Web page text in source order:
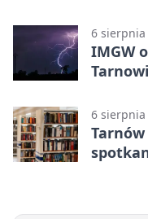
6 sierpnia
IMGW
6 sierpnia